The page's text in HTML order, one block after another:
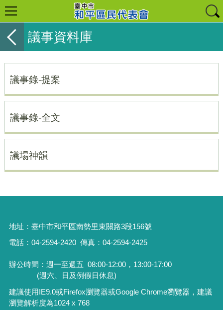
議事資料庫
議事錄-提案
議事錄-全文
議場神韻
地址： 臺中市和平區南勢里東關路3段156號
電話：04-2594-2420 傳真：04-2594-2425
辦公時間：週一至週五 08:00-12:00，13:00-17:00
(週六、日及例假日休息)
建議使用IE9.0或Firefox瀏覽器或Google Chrome瀏覽器，建議
瀏覽解析度為1024 x 768